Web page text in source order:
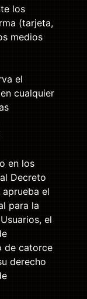
los
(tarjeta,
medios
el
cualquier
en los
Decreto
el
para la
el
de catorce
derecho